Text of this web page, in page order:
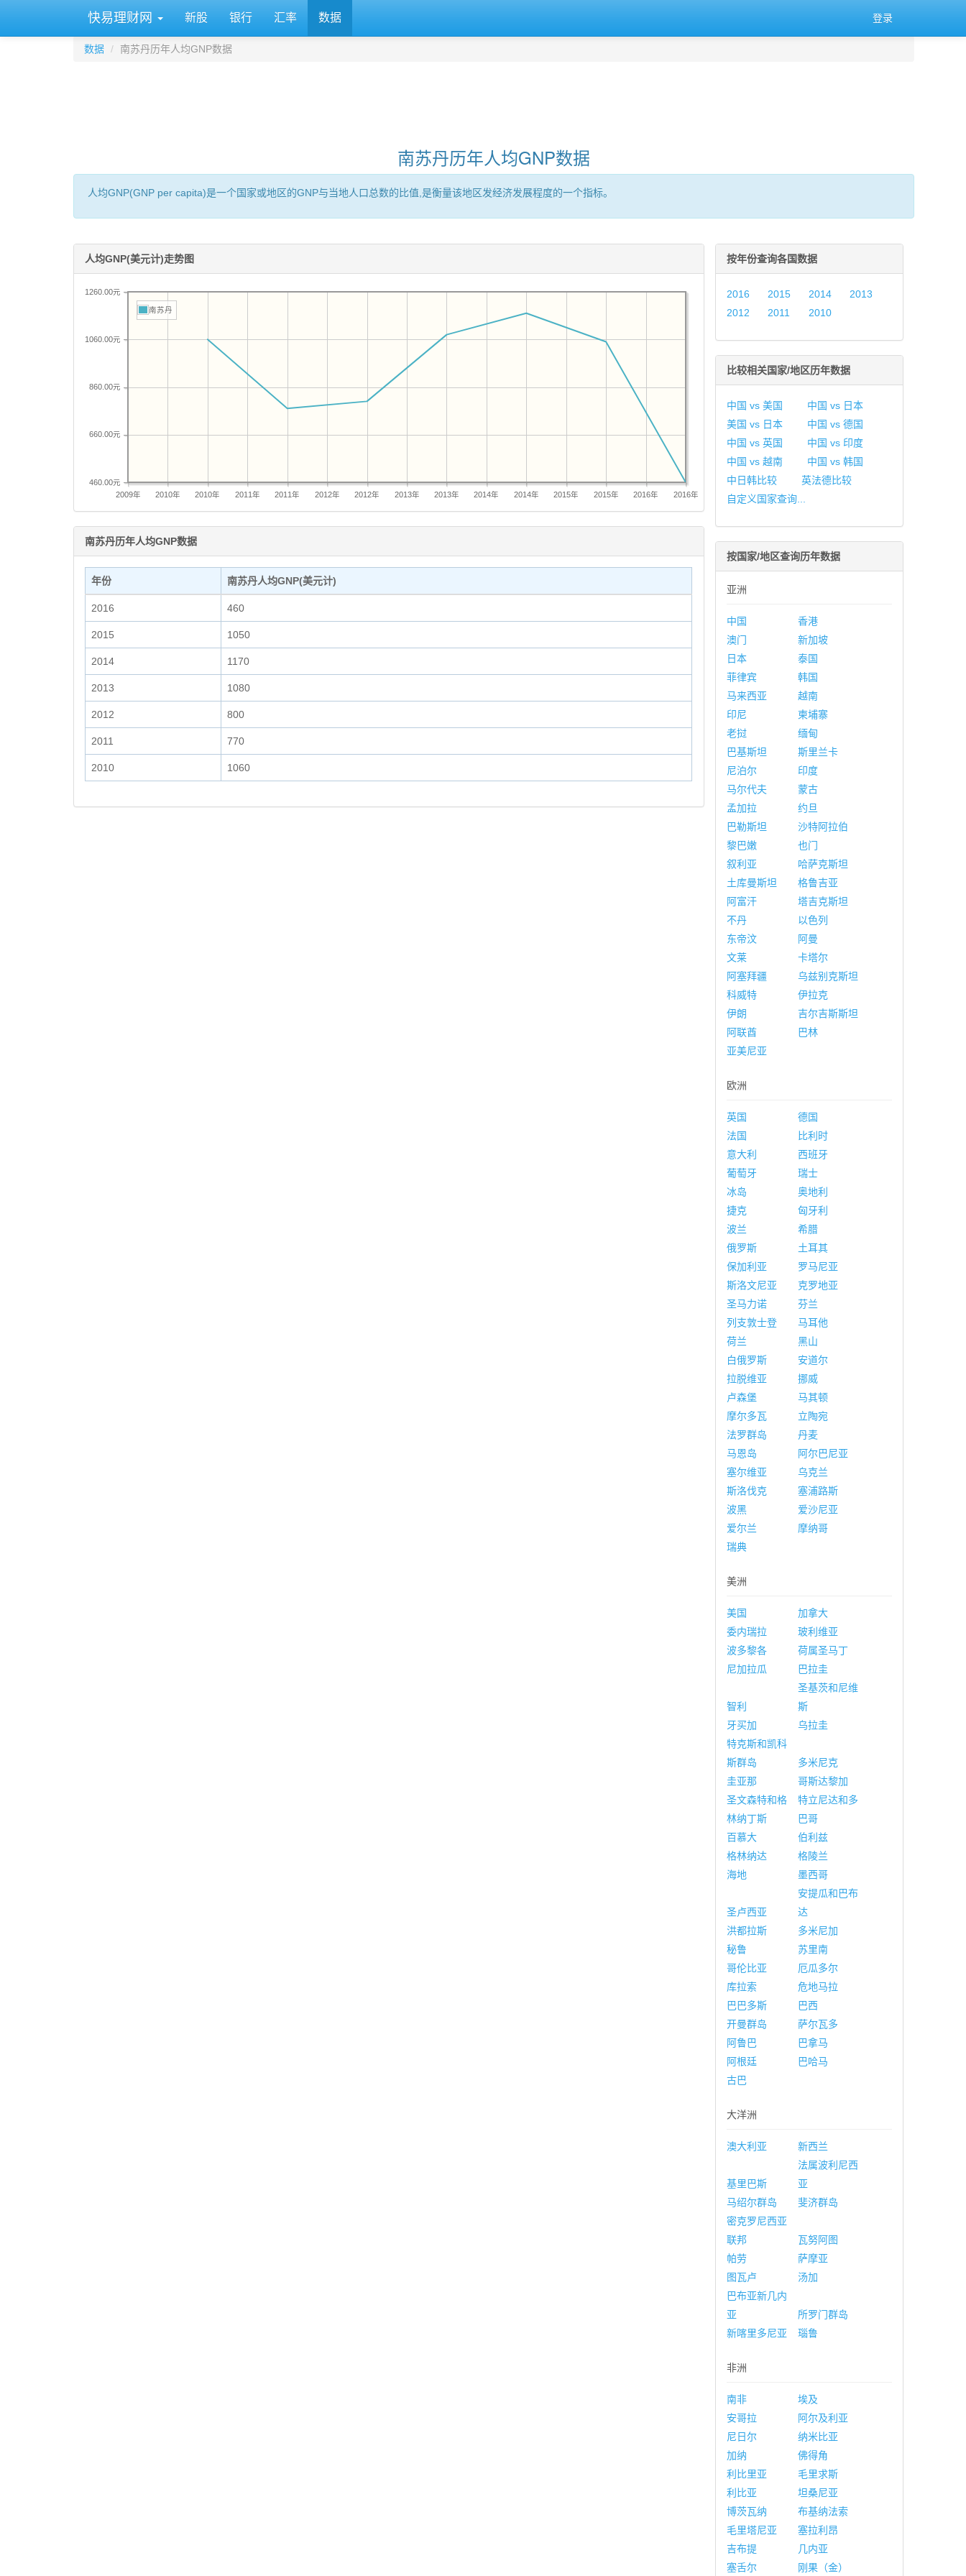
快易理财网 新股 银行 汇率 数据 登录
数据 南苏丹历年人均GNP数据
南苏丹历年人均GNP数据
人均GNP(GNP per capita)是一个国家或地区的GNP与当地人口总数的比值,是衡量该地区发经济发展程度的一个指标。
人均GNP(美元计)走势图
2009年 2010年 2010年 2011年 2011年 2012年 2012年 2013年 2013年 2014年 2014年 2015年 2015年 2016年 2016年
460.00元
660.00元
860.00元
1060.00元
1260.00元
南苏丹
南苏丹历年人均GNP数据
年份 南苏丹人均GNP(美元计)
2016 460
2015 1050
2014 1170
2013 1080
2012 800
2011 770
2010 1060
按年份查询各国数据
2016 2015 2014
2013
2012
2011 2010
比较相关国家/地区历年数据
中国 vs 美国
中国 vs 日本
美国 vs 日本
中国 vs 德国
中国 vs 英国
中国 vs 印度
中国 vs 越南
中国 vs 韩国
中日韩比较
英法德比较
自定义国家查询...
按国家/地区查询历年数据
亚洲
中国
香港
澳门
新加坡
日本
泰国
菲律宾
韩国
马来西亚
越南
印尼
柬埔寨
老挝
缅甸
巴基斯坦
斯里兰卡
尼泊尔
印度
马尔代夫
蒙古
孟加拉
约旦
巴勒斯坦
沙特阿拉伯
黎巴嫩
也门
叙利亚
哈萨克斯坦
土库曼斯坦
格鲁吉亚
阿富汗
塔吉克斯坦
不丹
以色列
东帝汶
阿曼
文莱
卡塔尔
阿塞拜疆
乌兹别克斯坦
科威特
伊拉克
伊朗
吉尔吉斯斯坦
阿联酋
巴林
亚美尼亚
欧洲
英国
德国
法国
比利时
意大利
西班牙
葡萄牙
瑞士
冰岛
奥地利
捷克
匈牙利
波兰
希腊
俄罗斯
土耳其
保加利亚
罗马尼亚
斯洛文尼亚
克罗地亚
圣马力诺
芬兰
列支敦士登
马耳他
荷兰
黑山
白俄罗斯
安道尔
拉脱维亚
挪威
卢森堡
马其顿
摩尔多瓦
立陶宛
法罗群岛
丹麦
马恩岛
阿尔巴尼亚
塞尔维亚
乌克兰
斯洛伐克
塞浦路斯
波黑
爱沙尼亚
爱尔兰
摩纳哥
瑞典
美洲
美国
加拿大
委内瑞拉
玻利维亚
波多黎各
荷属圣马丁
尼加拉瓜
巴拉圭
智利
圣基茨和尼维
斯
牙买加
乌拉圭
特克斯和凯科
斯群岛
多米尼克
圭亚那
哥斯达黎加
圣文森特和格
林纳丁斯
特立尼达和多
巴哥
百慕大
伯利兹
格林纳达
格陵兰
海地
墨西哥
圣卢西亚
安提瓜和巴布
达
洪都拉斯
多米尼加
秘鲁
苏里南
哥伦比亚
厄瓜多尔
库拉索
危地马拉
巴巴多斯
巴西
开曼群岛
萨尔瓦多
阿鲁巴
巴拿马
阿根廷
巴哈马
古巴
大洋洲
澳大利亚 新西兰
基里巴斯
法属波利尼西
亚
马绍尔群岛
斐济群岛
密克罗尼西亚
联邦
瓦努阿图
帕劳
萨摩亚
图瓦卢
汤加
巴布亚新几内
亚
所罗门群岛
新喀里多尼亚
瑙鲁
非洲
南非
埃及
安哥拉
阿尔及利亚
尼日尔
纳米比亚
加纳
佛得角
利比里亚
毛里求斯
利比亚
坦桑尼亚
博茨瓦纳
布基纳法索
毛里塔尼亚
塞拉利昂
吉布提
几内亚
塞舌尔
刚果（金）